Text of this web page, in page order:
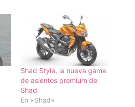
Shad Style, la nueva gama
de asientos premium de
Shad
En «Shad»